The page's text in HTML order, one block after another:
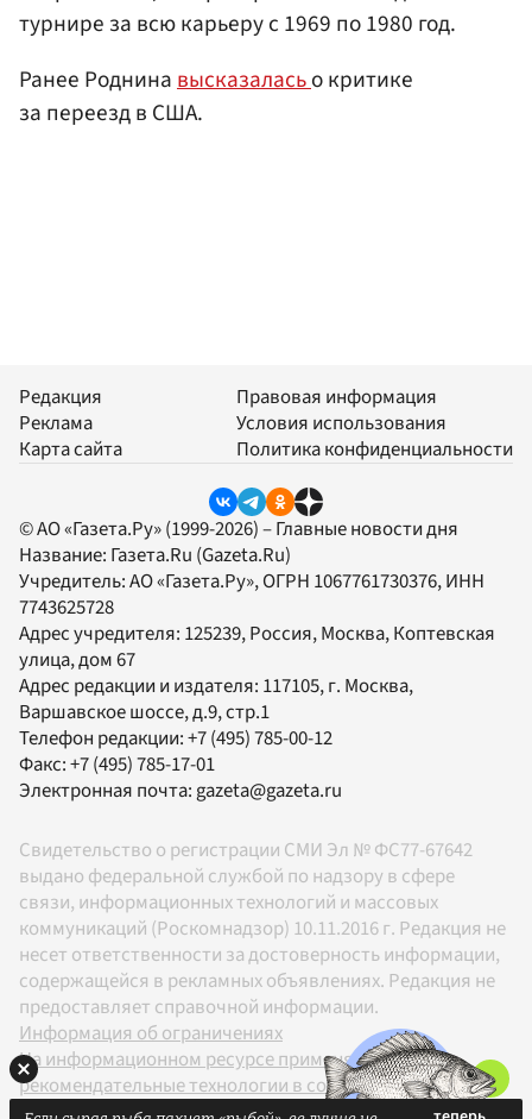
турнире за всю карьеру с 1969 по 1980 год.
Ранее Роднинавысказаласьо критике
за переезд в США.
Редакция
Реклама
Карта сайта
Правовая информация
Условия использования
Политика конфиденциальности
© АО «Газета.Ру» (1999-2026) – Главные новости дня
Название: Газета.Ru (Gazeta.Ru)
Учредитель:АО «Газета.Ру», ОГРН 1067761730376, ИНН
7743625728
Адрес учредителя: 125239, Россия, Москва, Коптевская
улица, дом 67
Адрес редакции и издателя: 117105, г. Москва,
Варшавское шоссе, д.9, стр.1
Телефон редакции:+7 (495) 785-00-12
Факс:+7 (495) 785-17-01
Электронная почта: gazeta@gazeta.ru
Свидетельство о регистрации СМИ Эл № ФС77-67642
выдано федеральной службой по надзору в сфере
связи, информационных технологий и массовых
коммуникаций (Роскомнадзор) 10.11.2016 г. Редакция не
несет ответственности за достоверность информации,
содержащейся в рекламных объявлениях. Редакция не
предоставляет справочной информации.
Информация об ограничениях
На информационном ресурсе применяются
рекомендательные технологии в соответствии с
Правилами